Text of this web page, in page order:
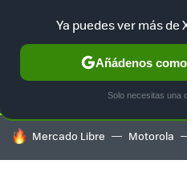
SELECCIÓN GAMING
HOY SE HABLA DE
Mercado Libre Motorola
Ya puedes ver más de
Añádenos
Solo necesitas una